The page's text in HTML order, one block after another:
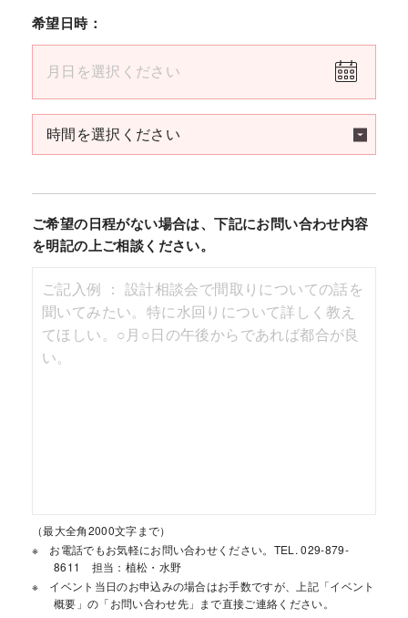
希望日時：
ご希望の日程がない場合は、下記にお問い合わせ内容
を明記の上ご相談ください。
（最大全角2000文字まで）
お電話でもお気軽にお問い合わせください。TEL. 029-879-
8611 担当：植松・水野
イベント当日のお申込みの場合はお手数ですが、上記「イベント
概要」の「お問い合わせ先」まで直接ご連絡ください。